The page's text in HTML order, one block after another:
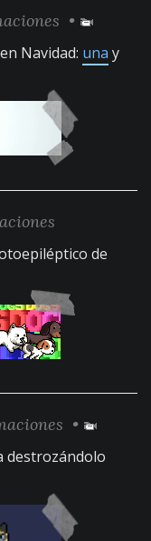
•
Navidad: una y
de
•
destrozándolo